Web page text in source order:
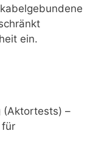
ein.
(Aktortests) –
für